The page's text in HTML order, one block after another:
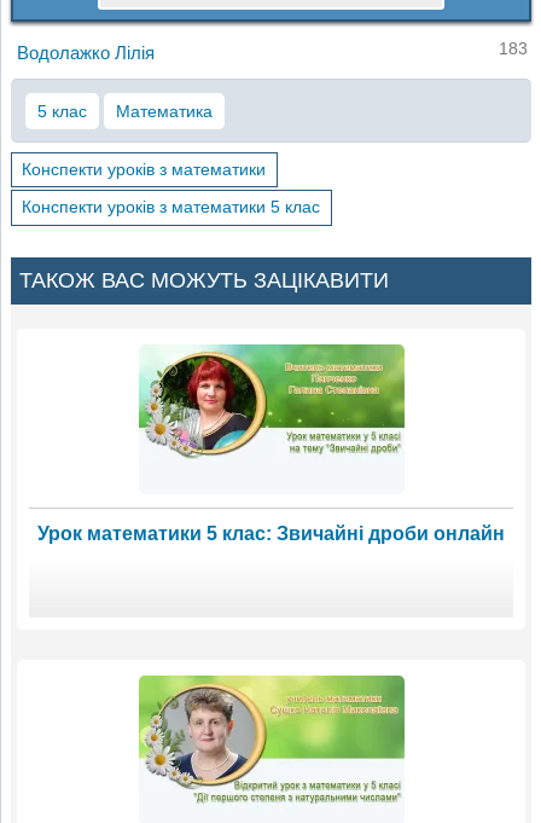
Водолажко Лілія 183
5 клас Математика
Конспекти уроків з математики
Конспекти уроків з математики 5 клас
ТАКОЖ ВАС МОЖУТЬ ЗАЦІКАВИТИ
Урок математики 5 клас: Звичайні дроби онлайн